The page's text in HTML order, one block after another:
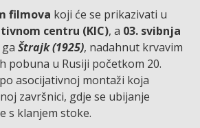
filmova koji će se prikazivati u
centru (KIC), a 03. svibnja
Štrajk (1925), nadahnut krvavim
pobuna u Rusiji početkom 20.
asocijativnoj montaži koja
završnici, gdje se ubijanje
s klanjem stoke.